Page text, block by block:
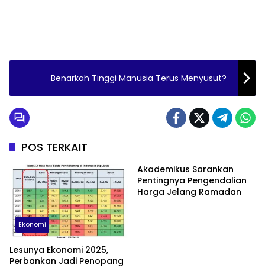
Benarkah Tinggi Manusia Terus Menyusut?
POS TERKAIT
Ekonomi
Lesunya Ekonomi 2025,
Perbankan Jadi Penopang
Akademikus Sarankan
Pentingnya Pengendalian
Harga Jelang Ramadan